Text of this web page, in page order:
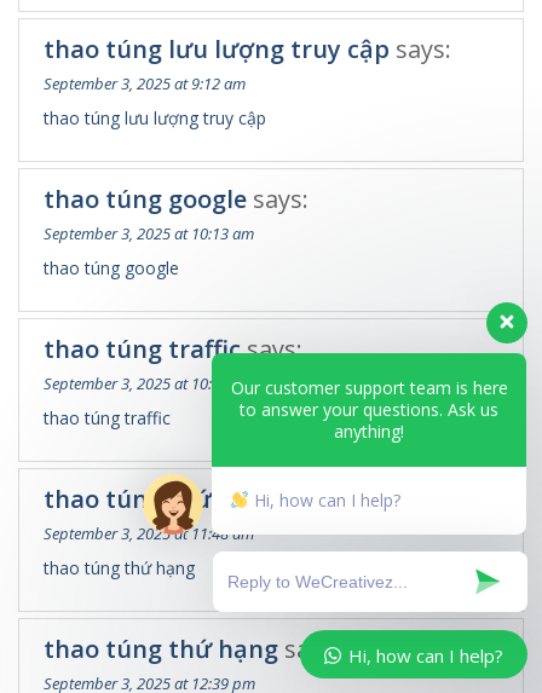
thao túng lưu lượng truy cập says:
September 3, 2025 at 9:12 am
thao túng lưu lượng truy cập
thao túng google says:
September 3, 2025 at 10:13 am
thao túng google
thao túng trafficsays:
September 3, 2025 at 10:56 am
thao túng traffic
thao túng thứ hạng says:
September 3, 2025 at 11:48 am
thao túng thứ hạng
thao túng thứ hạng says:
September 3, 2025 at 12:39 pm
Our customer support team is here
to answer your questions. Ask us
anything!
Hi, how can I help?
Hi, how can I help?